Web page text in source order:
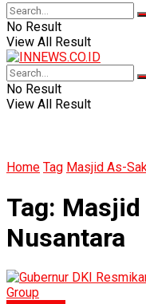
No Result
View All Result
No Result
View All Result
Home Tag Masjid As-
Tag:
Nusantara